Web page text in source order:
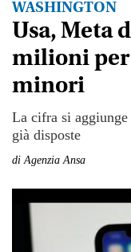
WASHINGTON
Usa, Meta
milioni per
minori
La cifra si
già disposte
diAgenzia Ansa